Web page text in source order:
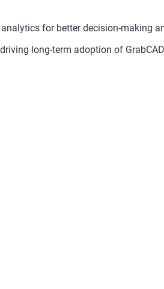
for better decision-making
long-term adoption of